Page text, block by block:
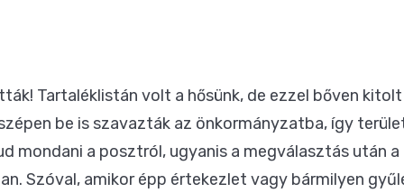
Tartaléklistán volt a hősünk, de ezzel bőven
be is szavazták az önkormányzatba, így
mondani a posztról, ugyanis a megválasztás után
Szóval, amikor épp értekezlet vagy bármilyen